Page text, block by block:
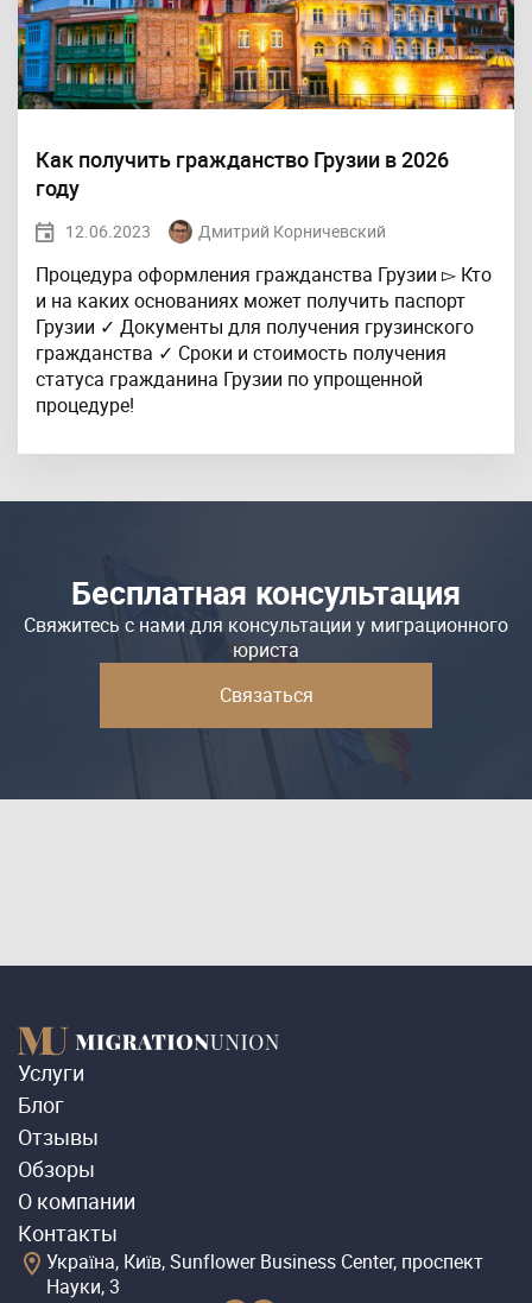
Как получить гражданство Грузии в 2026
году
12.06.2023 Дмитрий Корничевский
Процедура оформления гражданства Грузии ▻ Кто
и на каких основаниях может получить паспорт
Грузии ✓ Документы для получения грузинского
гражданства ✓ Сроки и стоимость получения
статуса гражданина Грузии по упрощенной
процедуре!
Бесплатная консультация
Свяжитесь с нами для консультации у миграционного
юриста
Связаться
Услуги
Блог
Отзывы
Обзоры
О компании
Контакты
Україна, Київ, Sunflower Business Center, проспект
Науки, 3